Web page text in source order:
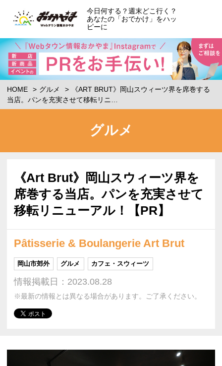
今日何する？週末どこ行く？
あなたの「おでかけ」をハッ
ピーに
HOME グルメ
《ART BRUT》岡山スウィーツ界を席巻する
当店。パンを充実させて移転リニ…
グルメ
《Art Brut》岡山スウィーツ界を
席巻する当店。パンを充実させて
移転リニューアル！【PR】
Pâtisserie & Boulangerie Art Brut
岡山市郊外 グルメ カフェ・スウィーツ
情報掲載日：2023.08.28
※最新の情報とは異なる場合があります。ご了承ください。